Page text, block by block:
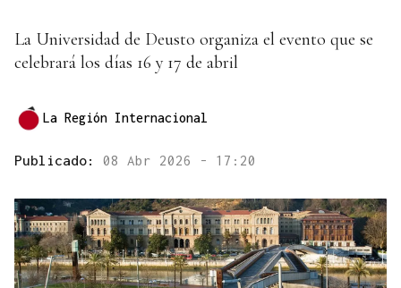
La Universidad de Deusto organiza el evento que se
celebrará los días 16 y 17 de abril
La Región Internacional
Publicado: 08 Abr 2026 - 17:20